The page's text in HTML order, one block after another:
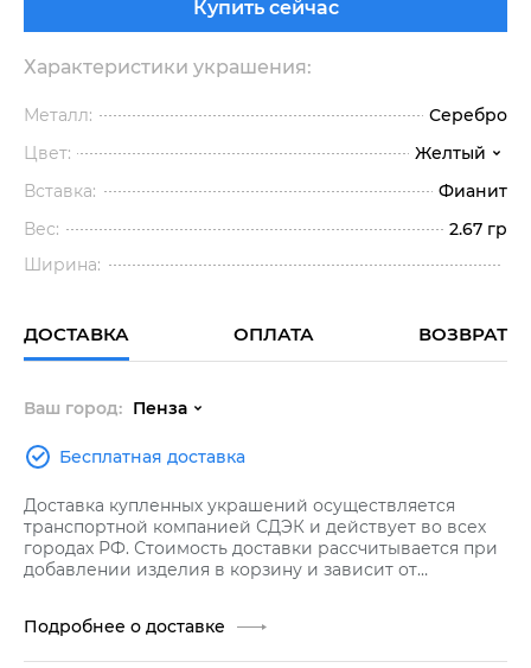
Купить сейчас
Характеристики украшения:
Металл:
Серебро
Цвет:
Желтый
Вставка:
Фианит
Вес:
2.67 гр
Ширина:
ДОСТАВКА ОПЛАТА ВОЗВРАТ
Ваш город: Пенза
Бесплатная доставка
Доставка купленных украшений осуществляется
транспортной компанией СДЭК и действует во всех
городах РФ. Стоимость доставки рассчитывается при
добавлении изделия в корзину и зависит от
Подробнее о доставке